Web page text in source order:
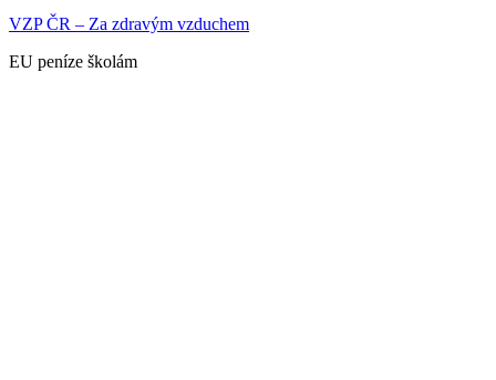
VZP ČR – Za zdravým vzduchem
EU peníze školám